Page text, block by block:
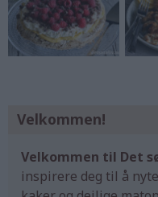
Velkommen!
Velkommen til Det
inspirere deg til å